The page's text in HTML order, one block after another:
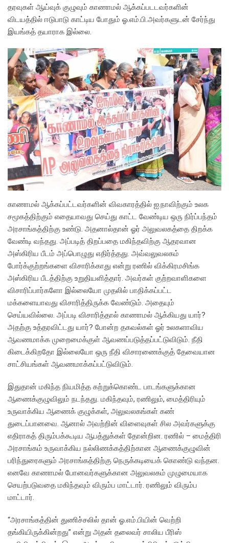
தரவுகள் ஆய்வுக் குழுவும் காணாமல் ஆக்கப்படடவர்களின்
விடயத்தில் ஈடுபாடு காட்டிய போதும் ஓ.எம்.பி.அவர்களுடன் சேர்ந்து
இயங்கத் தயாராக இல்லை.
காணாமல் ஆக்கப்பட்டவர்களின் விவகாரத்தில் ஐ.நாவிற்கும் உலக
சமூகத்திற்கும் எதையாவது செய்து காட்ட வேண்டிய ஒரு நிர்ப்பந்தம்
அரசாங்கத்திற்கு உண்டு. அதனால்தான் ஓர் அலுவலகத்தை திறக்க
வேண்டி வந்தது. அப்படித் திறப்பதை மகிந்தவிற்கு ஆதரவான
அஸ்கிரிய பீடம் அப்பொழுது எதிர்த்தது. அவ்வலுவலகம்
போர்க்குற்றங்களை விசாரிக்காது என்று ரணில் விக்கிரமசிங்க
அஸ்கிரிய பீடத்திற்கு உறுதியளித்தார். அவர்கள் குற்றவாளிகளை
விசாரிப்பார்களோ இல்லையோ முதலில் பாதிக்கப்பட்ட
மக்களையாவது விசாரித்திருக்க வேண்டும். அதையும்
செய்யவில்லை. அப்படி விசாரித்தால் காணாமல் ஆக்கியது யார்?
அதற்கு உத்தரவிட்டது யார்? போன்ற தகவல்கள் ஓர் உலகளாவிய
ஆவணமாக்க முறைமைக்குள் ஆவணப்படுத்தப்பட்டுவிடும். நீதி
கிடைக்கிறதோ இல்லையோ ஒரு நீதி விசாரணைக்குத் தேவையான
சாட்சியங்கள் ஆவணமாக்கப்பட்டுவிடும்.
இதுதான் மகிந்த நியமித்த கற்றுக்கொண்ட பாடங்களுக்கான
ஆணைக்குழுவிலும் நடந்தது. மகிந்தவும், ரணிலும், மைத்திரியும்
உருவாக்கிய ஆணைக் குழுக்கள், அலுவலகங்கள் கண்
துடைப்பானவை. ஆனால் அவற்றின் விளைவுகள் சில அவர்களுக்கு
எதிராகத் திரும்பக்கூடிய ஆபத்துக்கள் தோன்றின. ரணில் – மைத்திரி
அரசாங்கம் உருவாக்கிய நல்லிணக்கத்திற்கான ஆணைக்குழுவின்
பரிந்துரைகளும் அரசாங்கத்திற்கு நெருக்கடியைக் கொண்டு வந்தன.
எனவே காணாமல் போனவர்களுக்கான அலுவலகம் முழுமையாக
செயற்படுவதை மகிந்தவும் விரும்ப மாட்டார். ரணிலும் விரும்ப
மாட்டார்.
“அரசாங்கத்தின் துணிச்சலில் தான் ஓ.எம்.பியின் வெற்றி
தங்கியிருக்கின்றது” என்று அதன் தலைவர் சாலிய பீரிஸ்